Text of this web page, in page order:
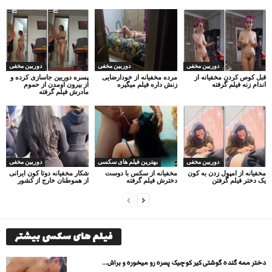
دوربین مخفی
پسره دوربین جاسازی کرده و
از بیرون اومدن از حموم
مادرش فیلم گرفته
دوربین مخفی
مرده مخفیانه از خودارضایی
زنش داره فیلم میگیره
دوربین مخفی
قبل کوص کردن مخفیانه از
اندام زنه فیلم گرفته
دوربین مخفی
شکار مخفیانه دوتا کون ایرانی
از هموطنان خارج از کشور
بهترین فیلم های سکسی
مخفیانه از سکس با دوست
دخترش فیلم گرفته
دوربین مخفی
مخفیانه از امپول زدن به کون
یک دختر فیلم گرفتن
فیلم های سکسی بیشتر
دختر ممه گنده گوشتی کیر کوچیک پسره رو میخوره و براش...